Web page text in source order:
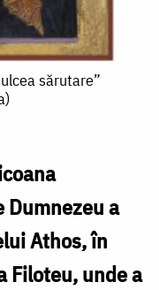
sărutare”
Dumnezeu a
Athos, în
Filoteu, unde a